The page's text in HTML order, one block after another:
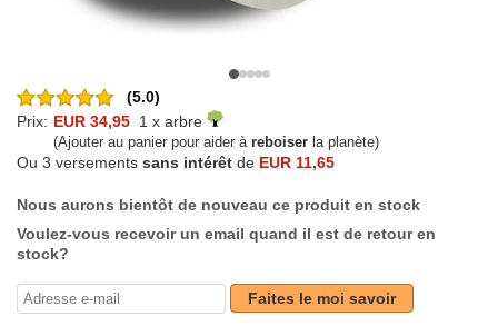
(5.0)
Prix: EUR 34,95 1 x arbre
(Ajouter au panier pour aider à reboiser la planète)
Ou 3 versements sans intérêt de EUR 11,65
Nous aurons bientôt de nouveau ce produit en stock
Voulez-vous recevoir un email quand il est de retour en
stock?
Faites le moi savoir